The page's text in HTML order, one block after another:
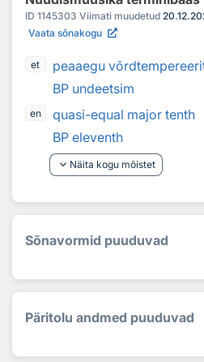
ID 1145303 Viimati muudetud
Vaata sõnakogu
et
peaaegu
BP undeetsim
en
quasi-equal major tenth
BP eleventh
keyboard_arrow_down Näita kogu mõistet
Sõnavormid puuduvad
Päritolu andmed puuduvad